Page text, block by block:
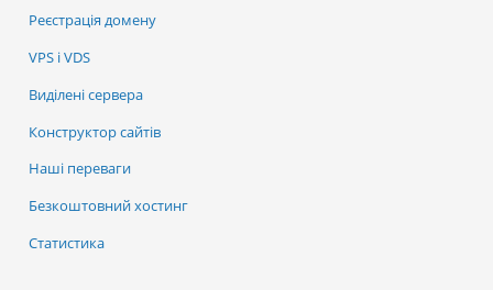
Реєстрація домену
VPS і VDS
Виділені сервера
Конструктор сайтів
Наші переваги
Безкоштовний хостинг
Статистика